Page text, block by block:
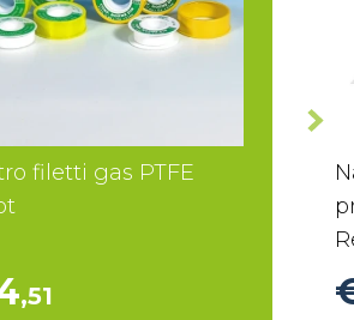
filetti gas PTFE
,51